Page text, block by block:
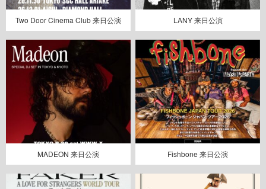
Two Door Cinema Club 来日公演 LANY 来日公演
MADEON 来日公演 Fishbone 来日公演